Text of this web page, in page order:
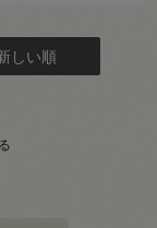
しい順